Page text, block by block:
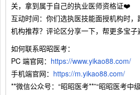
关，拿到属于自己的执业医师资格证❤️
互动时间：你们选执医技能面授机构时
机构推荐？评论区分享一下，帮更多宝子
如何联系昭昭医考：
PC 端官网： https://www.yikao88.com/
手机端官网： https://m.yikao88.com/
**微信公众号：“昭昭医考**”“昭昭医考中